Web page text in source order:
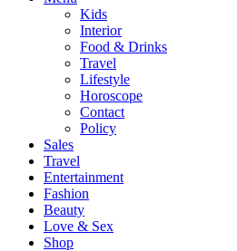
Kids
Interior
Food & Drinks
Travel
Lifestyle
Horoscope
Contact
Policy
Sales
Travel
Entertainment
Fashion
Beauty
Love & Sex
Shop